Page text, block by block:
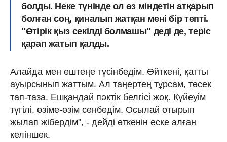
болды. Неке түнінде ол өз міндетін атқарып
болған соң, қиналып жатқан мені бір тепті.
"Өтірік қыз секілді болмашы" деді де, теріс
қарап жатып қалды.
Алайда мен ештеңе түсінбедім. Өйткені, қатты
ауырсынып жаттым. Ал таңертең тұрсам, төсек
тап-таза. Ешқандай пәктік белгісі жоқ. Күйеуім
түгілі, өзіме-өзім сенбедім. Осылай отырып
жылап жібердім", - дейді өткенін еске алған
келіншек.